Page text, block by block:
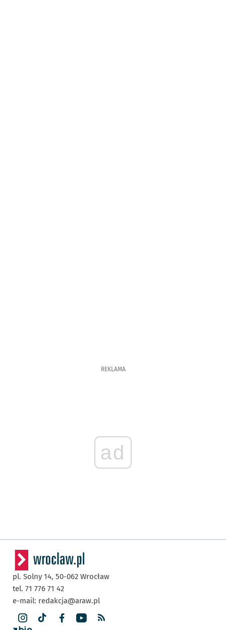
REKLAMA
ad
pl. Solny 14, 50-062 Wrocław
tel. 71 776 71 42
e-mail: redakcja@araw.pl